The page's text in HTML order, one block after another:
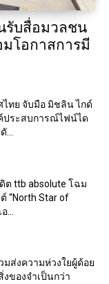
รับสื่อมวลชน
โอกาสการมี
ไทย จับมือ มิชลิน ไกด์
ประสบการณ์ไฟน์ได
ต ttb absolute โฉม
“North Star of
มส่งความห่วงใยผู้ด้อย
ของจำเป็นกว่า